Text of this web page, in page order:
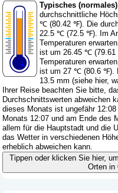
Typisches
durchschnittliche
℃ (80.42 ℉). Die
22.5 ℃ (72.5 ℉). Im
Temperaturen
ist um 26.45 ℃ (79.61
Temperaturen
ist um 27 ℃ (80.6 ℉).
13.5 mm (siehe hier,
Ihrer Reise beachten Sie bitte,
Durchschnittswerten abweichen
dieses Monats ist ungefähr
Monats 12:07 und am Ende des
allem für die Hauptstadt und die
das Wetter in verschiedenen
erheblich abweichen kann.
Tippen oder klicken Sie hier,
Orten in